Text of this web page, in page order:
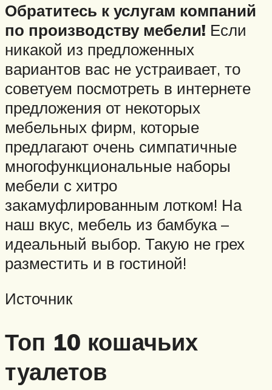
Обратитесь к услугам компаний
по производству мебели! Если
никакой из предложенных
вариантов вас не устраивает, то
советуем посмотреть в интернете
предложения от некоторых
мебельных фирм, которые
предлагают очень симпатичные
многофункциональные наборы
мебели с хитро
закамуфлированным лотком! На
наш вкус, мебель из бамбука –
идеальный выбор. Такую не грех
разместить и в гостиной!
Источник
Топ 10 кошачьих
туалетов